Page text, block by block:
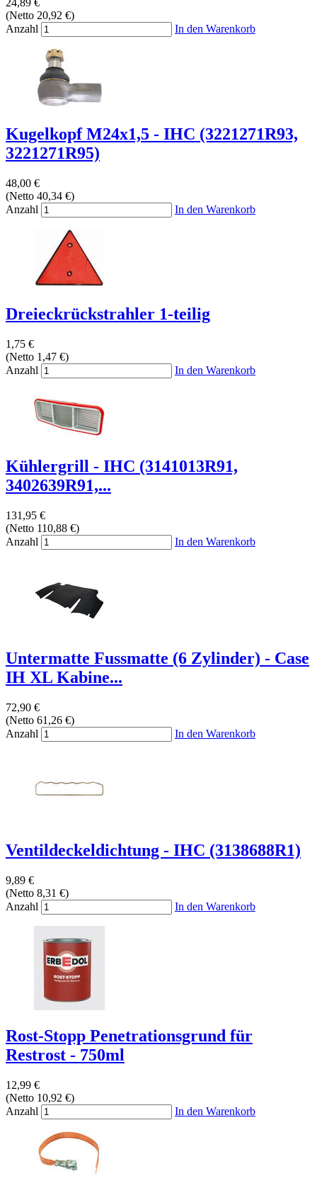
(Netto 20,92 €)
Anzahl
In den Warenkorb
Kugelkopf M24x1,5 - IHC (3221271R93,
3221271R95)
48,00 €
(Netto 40,34 €)
Anzahl
In den Warenkorb
Dreieckrückstrahler 1-teilig
1,75 €
(Netto 1,47 €)
Anzahl
In den Warenkorb
Kühlergrill - IHC (3141013R91,
3402639R91,...
131,95 €
(Netto 110,88 €)
Anzahl
In den Warenkorb
Untermatte Fussmatte (6 Zylinder) - Case
IH XL Kabine...
72,90 €
(Netto 61,26 €)
Anzahl
In den Warenkorb
Ventildeckeldichtung - IHC (3138688R1)
9,89 €
(Netto 8,31 €)
Anzahl
In den Warenkorb
Rost-Stopp Penetrationsgrund für
Restrost - 750ml
12,99 €
(Netto 10,92 €)
Anzahl
In den Warenkorb